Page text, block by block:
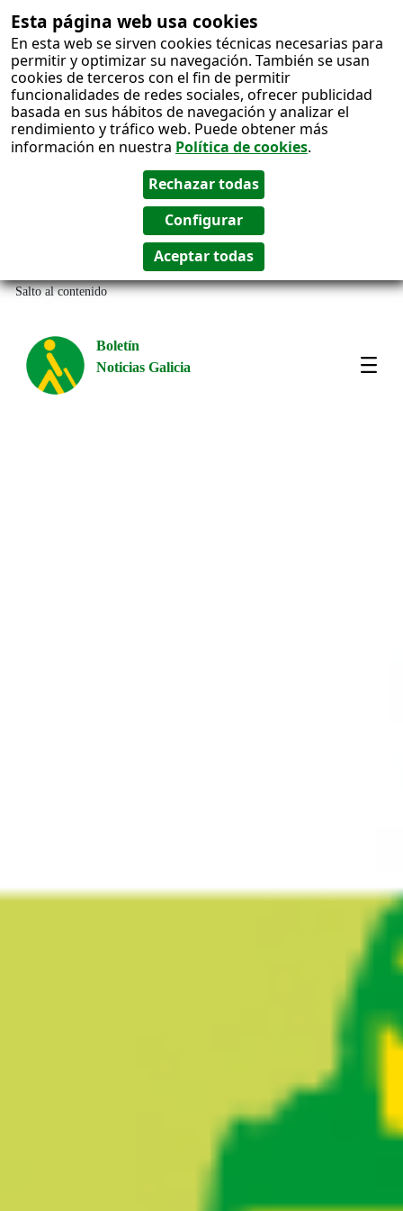
Esta página web usa cookies
En esta web se sirven cookies técnicas necesarias para
permitir y optimizar su navegación. También se usan
cookies de terceros con el fin de permitir
funcionalidades de redes sociales, ofrecer publicidad
basada en sus hábitos de navegación y analizar el
rendimiento y tráfico web. Puede obtener más
información en nuestra Política de cookies.
Salto al contenido
Boletín
Noticias Galicia